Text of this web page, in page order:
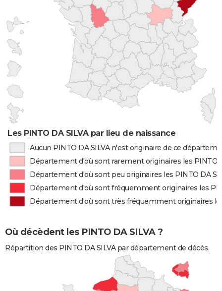
Les PINTO DA SILVA par lieu de naissance
Aucun PINTO DA SILVA n'est originaire de ce
Département d'où sont rarement originaires les PINTO
Département d'où sont peu originaires les PINTO DA
Département d'où sont fréquemment originaires les
Département d'où sont très fréquemment originaires
Où décèdent les PINTO DA SILVA ?
Répartition des PINTO DA SILVA par département de décès.